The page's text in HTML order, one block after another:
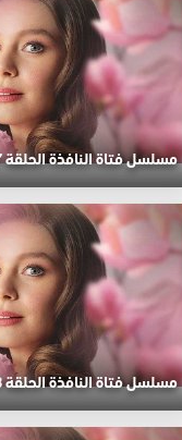
مسلسل فتاة النافذة الحلقة 77 مترجمة HD
مسلسل فتاة النافذة الحلقة 73 مترجمة HD